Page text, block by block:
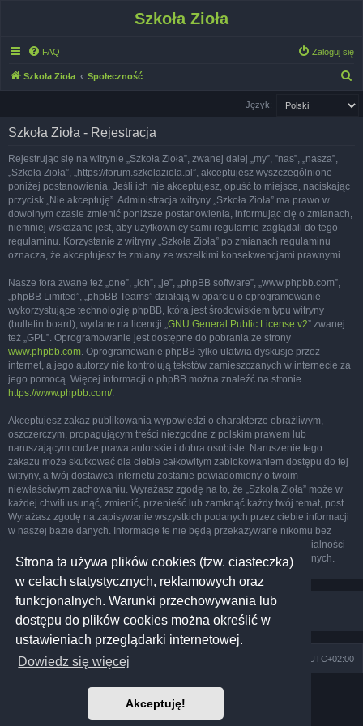
Strona ta używa plików cookies (tzw. ciasteczka)
w celach statystycznych, reklamowych oraz
funkcjonalnych. Warunki przechowywania lub
dostępu do plików cookies można określić w
ustawieniach przeglądarki internetowej.
Dowiedz się więcej
Akceptuję!
Szkoła Zioła
FAQ Zaloguj się
Szkoła Zioła Społeczność
Język:
Szkoła Zioła - Rejestracja
Rejestrując się na witrynie „Szkoła Zioła”, zwanej dalej „my”, ”nas”, „nasza”,
„Szkoła Zioła”, „https://forum.szkolaziola.pl”, akceptujesz wyszczególnione
poniżej postanowienia. Jeśli ich nie akceptujesz, opuść to miejsce, naciskając
przycisk „Nie akceptuję”. Administracja witryny „Szkoła Zioła” ma prawo w
dowolnym czasie zmienić poniższe postanowienia, informując cię o zmianach,
niemniej wskazane jest, aby użytkownicy sami regularnie zaglądali do tego
regulaminu. Korzystanie z witryny „Szkoła Zioła” po zmianach regulaminu
oznacza, że akceptujesz te zmiany ze wszelkimi konsekwencjami prawnymi.
Nasze fora zwane też „one”, „ich”, „je”, „phpBB software”, „www.phpbb.com”,
„phpBB Limited”, „phpBB Teams” działają w oparciu o oprogramowanie
wykorzystujące technologię phpBB, która jest środowiskiem typu witryny
(bulletin board), wydane na licencji „GNU General Public License v2” zwanej
też „GPL”. Oprogramowanie jest dostępne do pobrania ze strony
www.phpbb.com. Oprogramowanie phpBB tylko ułatwia dyskusje przez
internet, a jego autorzy nie kontrolują tekstów zamieszczanych w internecie za
jego pomocą. Więcej informacji o phpBB można znaleźć na stronie
https://www.phpbb.com/.
Akceptujesz zakaz publikowania wypowiedzi o charakterze obraźliwym,
oszczerczym, propagującym treści niezgodne z polskim prawem lub
naruszającym cudze prawa autorskie i dobra osobiste. Naruszenie tego
zakazu może skutkować dla ciebie całkowitym zablokowaniem dostępu do tej
witryny, a twój dostawca internetu zostanie powiadomiony o twoim
niewłaściwym zachowaniu. Wyrażasz zgodę na to, że „Szkoła Zioła” może w
każdej chwili usunąć, zmienić, przenieść lub zamknąć każdy twój temat, post.
Wyrażasz zgodę na zapisywanie wszystkich podanych przez ciebie informacji
w naszej bazie danych. Informacje te nie będą przekazywane nikomu bez
twojej zgody, ale ani „Szkoła Zioła”, ani phpBB nie ponosi odpowiedzialności
za włamania do witryny, podczas których może dojść do kradzieży danych.
Szkoła Zioła Społeczność UTC+02:00
Technologię dostarczaphpBB® Forum Software © phpBB Limited
Prosilver Dark Edition by
Polski pakiet językowy dostarcza